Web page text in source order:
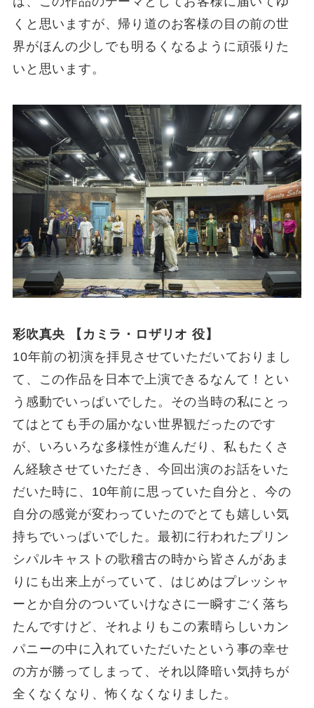
くと思いますが、帰り道のお客様の目の前の世
界がほんの少しでも明るくなるように頑張りた
いと思います。
彩吹真央 【カミラ・ロザリオ 役】
10年前の初演を拝見させていただいておりまし
て、この作品を日本で上演できるなんて！とい
う感動でいっぱいでした。その当時の私にとっ
てはとても手の届かない世界観だったのです
が、いろいろな多様性が進んだり、私もたくさ
ん経験させていただき、今回出演のお話をいた
だいた時に、10年前に思っていた自分と、今の
自分の感覚が変わっていたのでとても嬉しい気
持ちでいっぱいでした。最初に行われたプリン
シパルキャストの歌稽古の時から皆さんがあま
りにも出来上がっていて、はじめはプレッシャ
ーとか自分のついていけなさに一瞬すごく落ち
たんですけど、それよりもこの素晴らしいカン
パニーの中に入れていただいたという事の幸せ
の方が勝ってしまって、それ以降暗い気持ちが
全くなくなり、怖くなくなりました。